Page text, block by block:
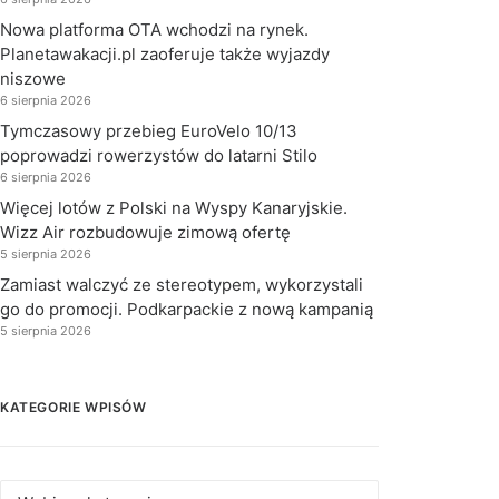
Nowa platforma OTA wchodzi na rynek.
Planetawakacji.pl zaoferuje także wyjazdy
niszowe
6 sierpnia 2026
Tymczasowy przebieg EuroVelo 10/13
poprowadzi rowerzystów do latarni Stilo
6 sierpnia 2026
Więcej lotów z Polski na Wyspy Kanaryjskie.
Wizz Air rozbudowuje zimową ofertę
5 sierpnia 2026
Zamiast walczyć ze stereotypem, wykorzystali
go do promocji. Podkarpackie z nową kampanią
5 sierpnia 2026
KATEGORIE WPISÓW
Kategorie